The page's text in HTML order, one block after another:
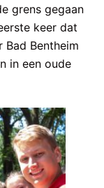
grens gegaan
keer dat
Bad Bentheim
in een oude